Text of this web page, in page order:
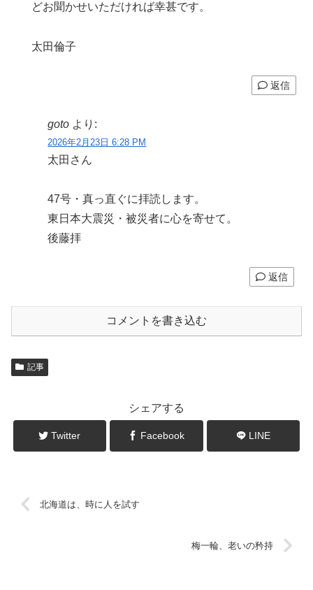
どお聞かせいただければ幸甚です。
太田倫子
返信
goto より:
2026年2月23日 6:28 PM
太田さん
47号・真っ直ぐに拝読します。
東日本大震災・被災者に心を寄せて。
後藤拝
返信
コメントを書き込む
記事
シェアする
Twitter Facebook LINE
北海道は、時に人を試す
梅一輪、老いの矜持